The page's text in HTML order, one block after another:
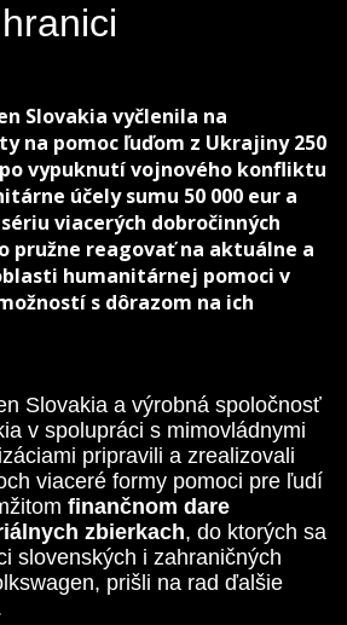
Slovakia vyčlenila na
na pomoc ľuďom z Ukrajiny 250
vypuknutí vojnového konfliktu
účely sumu 50 000 eur a
viacerých dobročinných
pružne reagovať na aktuálne a
humanitárnej pomoci v
s dôrazom na ich
Slovakia a výrobná spoločnosť
v spolupráci s mimovládnymi
pripravili a zrealizovali
viaceré formy pomoci pre ľudí
finančnom dare
zbierkach, do ktorých sa
slovenských i zahraničných
prišli na rad ďalšie